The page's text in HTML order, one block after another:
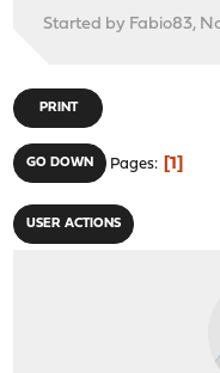
Started by Fabio83,
PRINT
GO DOWN Pages 1
USER ACTIONS